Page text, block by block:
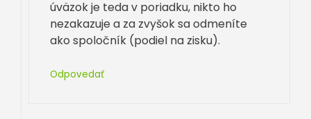
úväzok je teda v poriadku, nikto ho
nezakazuje a za zvyšok sa odmeníte
ako spoločník (podiel na zisku).
Odpovedať